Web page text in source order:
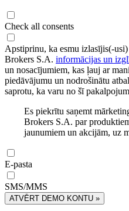
Check all consents
Apstiprinu, ka esmu izlasījis(-
Brokers S.A. informācijas un
un nosacījumiem, kas ļauj ar
piedāvājumu un nodrošinātu
saprotu, ka varu no šī
Es piekrītu saņemt
Brokers S.A. par
jaunumiem un akcijām, uz
E-pasta
SMS/MMS
ATVĒRT DEMO KONTU »